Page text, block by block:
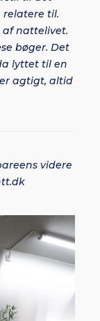
relatere til.
af nattelivet.
bøger. Det
lyttet til en
agtigt, altid
videre